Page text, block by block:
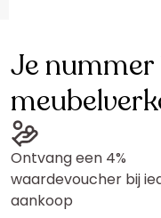
Je nummer
Ontvang een 4%
waardevoucher bij
aankoop